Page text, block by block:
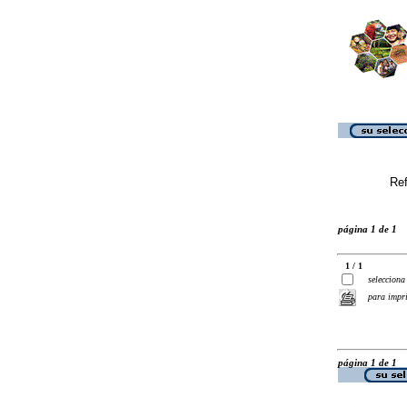
página 1 de 1
1 / 1
selecciona
para
página 1 de 1